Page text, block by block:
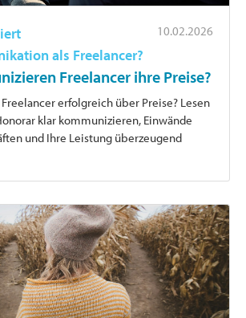
10.02.2026
als Freelancer?
Freelancer ihre Preise?
erfolgreich über Preise? Lesen
klar kommunizieren, Einwände
und Ihre Leistung überzeugend